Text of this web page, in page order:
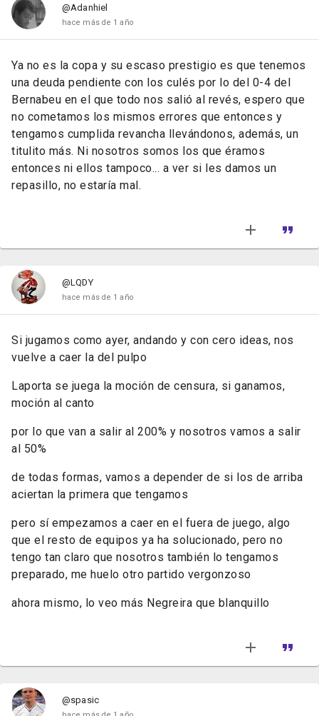
@Adanhiel
hace más de 1 año
Ya no es la copa y su escaso prestigio es que tenemos
una deuda pendiente con los culés por lo del 0-4 del
Bernabeu en el que todo nos salió al revés, espero que
no cometamos los mismos errores que entonces y
tengamos cumplida revancha llevándonos, además, un
titulito más. Ni nosotros somos los que éramos
entonces ni ellos tampoco... a ver si les damos un
repasillo, no estaría mal.
@LQDY
hace más de 1 año
Si jugamos como ayer, andando y con cero ideas, nos
vuelve a caer la del pulpo
Laporta se juega la moción de censura, si ganamos,
moción al canto
por lo que van a salir al 200% y nosotros vamos a salir
al 50%
de todas formas, vamos a depender de si los de arriba
aciertan la primera que tengamos
pero sí empezamos a caer en el fuera de juego, algo
que el resto de equipos ya ha solucionado, pero no
tengo tan claro que nosotros también lo tengamos
preparado, me huelo otro partido vergonzoso
ahora mismo, lo veo más Negreira que blanquillo
@spasic